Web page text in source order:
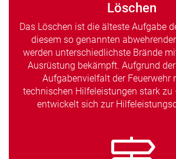
Löschen
Das Löschen ist die älteste Aufgabe
diesem so genannten
werden unterschiedlichste Brände
Ausrüstung bekämpft. Aufgrund
Aufgabenvielfalt der Feuerwehr
technischen Hilfeleistungen stark zu
entwickelt sich zur